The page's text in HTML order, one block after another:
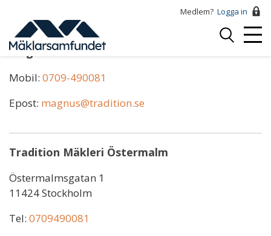
huvudinnehåll
Medlem? Logga in
Logga
Magnus Larsson
Mobil: 0709-490081
Epost: magnus@tradition.se
Tradition Mäkleri Östermalm
Östermalmsgatan 1
11424 Stockholm
Tel: 0709490081